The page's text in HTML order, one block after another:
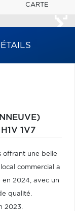
CARTE
H1V 1V7
offrant une belle
commercial a
2024, avec un
qualité.
2023.